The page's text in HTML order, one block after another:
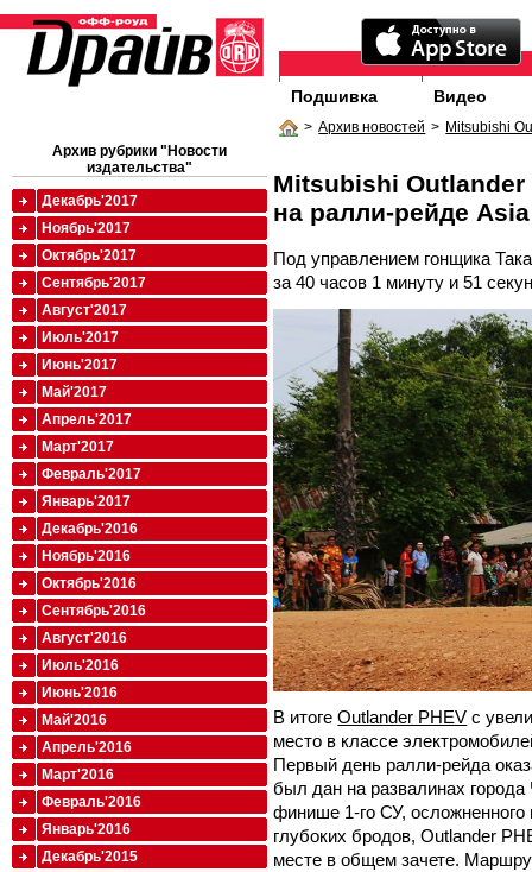
Подшивка Видео
> Архив новостей > Mitsubishi
Mitsubishi
на ралли-рейде
Под управлением гонщика
за 40 часов 1 минуту и 51
В итогеOutlander PHEV с
место в классе
Первый день ралли-рейда
был дан на развалинах
финише 1-го СУ,
глубоких бродов, Outlander
месте в общем зачете.
Архив рубрики "Новости
издательства"
Декабрь'2017
Ноябрь'2017
Октябрь'2017
Сентябрь'2017
Август'2017
Июль'2017
Июнь'2017
Май'2017
Апрель'2017
Март'2017
Февраль'2017
Январь'2017
Декабрь'2016
Ноябрь'2016
Октябрь'2016
Сентябрь'2016
Август'2016
Июль'2016
Июнь'2016
Май'2016
Апрель'2016
Март'2016
Февраль'2016
Январь'2016
Декабрь'2015